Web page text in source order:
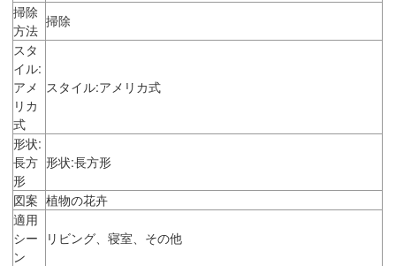
掃除
方法
掃除
スタ
イル:
アメ
リカ
式
スタイル:アメリカ式
形状:
長方
形
形状:長方形
図案 植物の花卉
適用
シー
ン
リビング、寝室、その他